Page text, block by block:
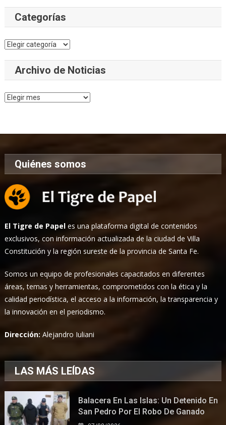
Categorías
Categorías
Archivo de Noticias
Archivo
Quiénes somos
El Tigre de Papel es una plataforma digital de contenidos
exclusivos, con información actualizada de la ciudad de Villa
Constitución y la región sureste de la provincia de Santa Fe.
Somos un equipo de profesionales capacitados en diferentes
áreas, temas y herramientas, comprometidos con la ética y la
calidad periodística, el acceso a la información, la transparencia y
la innovación en el periodismo.
Dirección:Alejandro Iuliani
LAS MÁS LEÍDAS
Balacera En Las Islas: Un Detenido En
San Pedro Por El Robo De Ganado